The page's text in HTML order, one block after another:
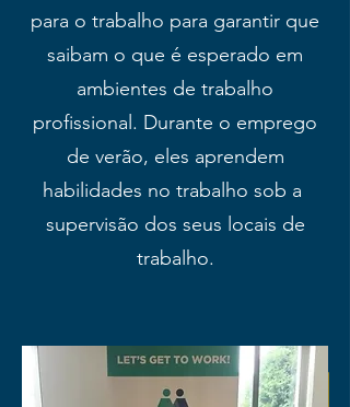
para o trabalho para garantir que
saibam o que é esperado em
ambientes de trabalho
profissional. Durante o emprego
de verão, eles aprendem
habilidades no trabalho sob a
supervisão dos seus locais de
trabalho.